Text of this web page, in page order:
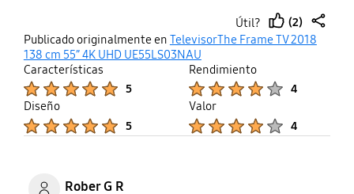
Útil?
thumb
(2)
share
Publicado originalmente en TelevisorThe Frame TV 2018
138 cm 55” 4K UHD UE55LS03NAU
Características
5
Rendimiento
4
Diseño
5
Valor
4
Rober G R